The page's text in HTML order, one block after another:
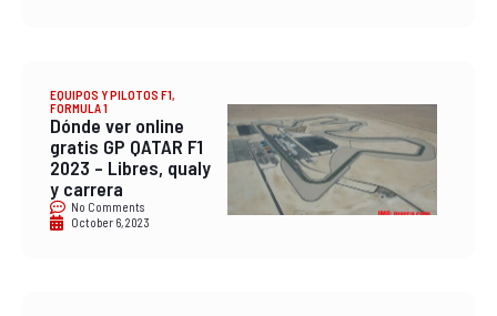
EQUIPOS Y PILOTOS F1,
FORMULA 1
Dónde ver online
gratis GP QATAR F1
2023 – Libres, qualy
y carrera
No Comments
October 6, 2023